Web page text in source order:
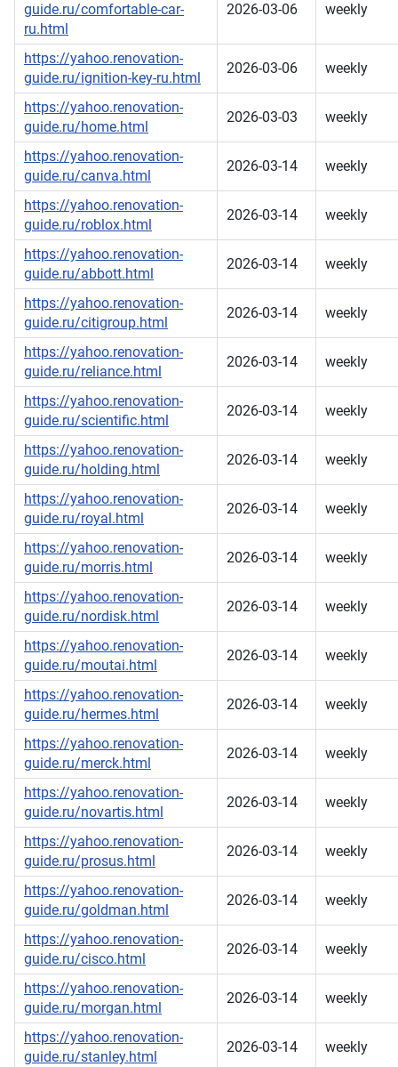
guide.ru/comfortable-car-
ru.html
2026-03-06 weekly
https://yahoo.renovation-
guide.ru/ignition-key-ru.html
2026-03-06 weekly
https://yahoo.renovation-
guide.ru/home.html
2026-03-03 weekly
https://yahoo.renovation-
guide.ru/canva.html
2026-03-14 weekly
https://yahoo.renovation-
guide.ru/roblox.html
2026-03-14 weekly
https://yahoo.renovation-
guide.ru/abbott.html
2026-03-14 weekly
https://yahoo.renovation-
guide.ru/citigroup.html
2026-03-14 weekly
https://yahoo.renovation-
guide.ru/reliance.html
2026-03-14 weekly
https://yahoo.renovation-
guide.ru/scientific.html
2026-03-14 weekly
https://yahoo.renovation-
guide.ru/holding.html
2026-03-14 weekly
https://yahoo.renovation-
guide.ru/royal.html
2026-03-14 weekly
https://yahoo.renovation-
guide.ru/morris.html
2026-03-14 weekly
https://yahoo.renovation-
guide.ru/nordisk.html
2026-03-14 weekly
https://yahoo.renovation-
guide.ru/moutai.html
2026-03-14 weekly
https://yahoo.renovation-
guide.ru/hermes.html
2026-03-14 weekly
https://yahoo.renovation-
guide.ru/merck.html
2026-03-14 weekly
https://yahoo.renovation-
guide.ru/novartis.html
2026-03-14 weekly
https://yahoo.renovation-
guide.ru/prosus.html
2026-03-14 weekly
https://yahoo.renovation-
guide.ru/goldman.html
2026-03-14 weekly
https://yahoo.renovation-
guide.ru/cisco.html
2026-03-14 weekly
https://yahoo.renovation-
guide.ru/morgan.html
2026-03-14 weekly
https://yahoo.renovation-
guide.ru/stanley.html
2026-03-14 weekly